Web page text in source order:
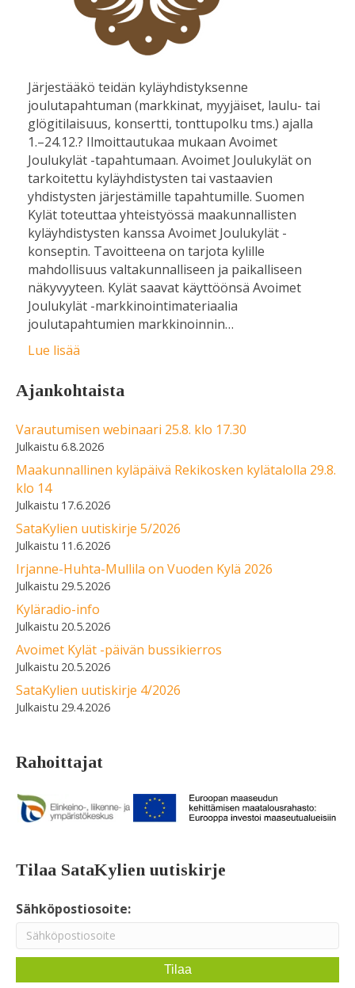
Järjestääkö teidän kyläyhdistyksenne
joulutapahtuman (markkinat, myyjäiset, laulu- tai
glögitilaisuus, konsertti, tonttupolku tms.) ajalla
1.–24.12.? Ilmoittautukaa mukaan Avoimet
Joulukylät -tapahtumaan. Avoimet Joulukylät on
tarkoitettu kyläyhdistysten tai vastaavien
yhdistysten järjestämille tapahtumille. Suomen
Kylät toteuttaa yhteistyössä maakunnallisten
kyläyhdistysten kanssa Avoimet Joulukylät -
konseptin. Tavoitteena on tarjota kylille
mahdollisuus valtakunnalliseen ja paikalliseen
näkyvyyteen. Kylät saavat käyttöönsä Avoimet
Joulukylät -markkinointimateriaalia
joulutapahtumien markkinoinnin…
Lue lisää
Ajankohtaista
Varautumisen webinaari 25.8. klo 17.30
6.8.2026
Maakunnallinen kyläpäivä Rekikosken kylätalolla 29.8.
klo 14
17.6.2026
SataKylien uutiskirje 5/2026
11.6.2026
Irjanne-Huhta-Mullila on Vuoden Kylä 2026
29.5.2026
Kyläradio-info
20.5.2026
Avoimet Kylät -päivän bussikierros
20.5.2026
SataKylien uutiskirje 4/2026
29.4.2026
Rahoittajat
Tilaa SataKylien uutiskirje
Sähköpostiosoite: